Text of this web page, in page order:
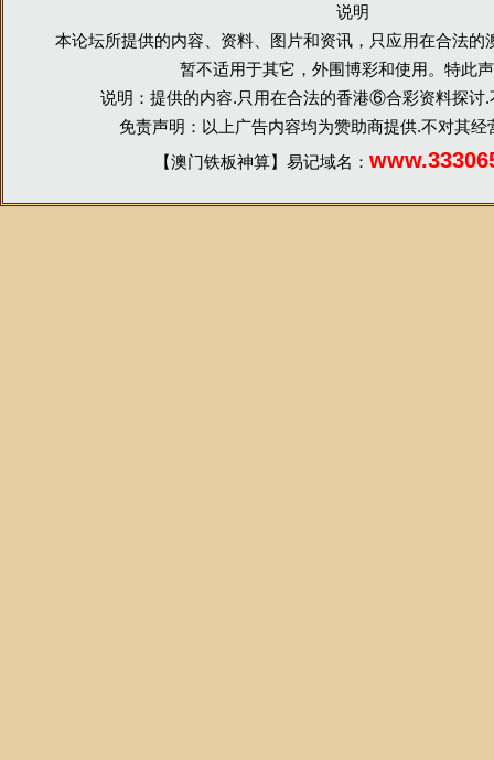
说明
本论坛所提供的内容、资料、图片和资讯，只应用在合法
暂不适用于其它，外围博彩和使用。特此
说明：提供的内容.只用在合法的香港⑥合彩资料探讨.
免责声明：以上广告内容均为赞助商提供.不对其经
【澳门铁板神算】易记域名：